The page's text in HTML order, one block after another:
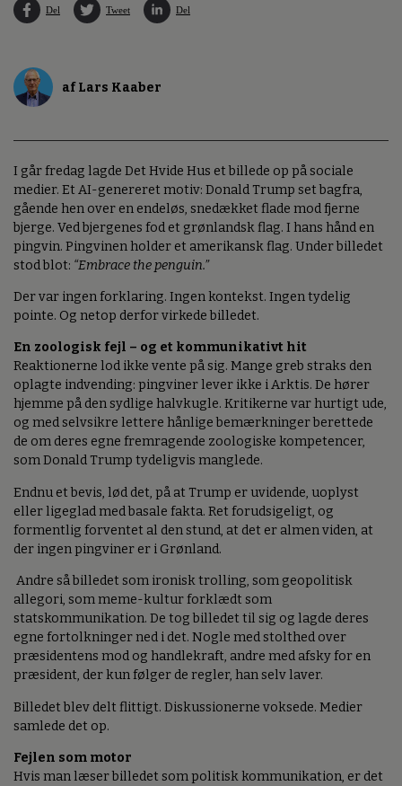
Del Tweet Del
af Lars Kaaber
I går fredag lagde Det Hvide Hus et billede op på sociale
medier. Et AI-genereret motiv: Donald Trump set bagfra,
gående hen over en endeløs, snedækket flade mod fjerne
bjerge. Ved bjergenes fod et grønlandsk flag. I hans hånd en
pingvin. Pingvinen holder et amerikansk flag. Under billedet
stod blot: “Embrace the penguin.”
Der var ingen forklaring. Ingen kontekst. Ingen tydelig
pointe. Og netop derfor virkede billedet.
En zoologisk fejl – og et kommunikativt hit
Reaktionerne lod ikke vente på sig. Mange greb straks den
oplagte indvending: pingviner lever ikke i Arktis. De hører
hjemme på den sydlige halvkugle. Kritikerne var hurtigt ude,
og med selvsikre lettere hånlige bemærkninger berettede
de om deres egne fremragende zoologiske kompetencer,
som Donald Trump tydeligvis manglede.
Endnu et bevis, lød det, på at Trump er uvidende, uoplyst
eller ligeglad med basale fakta. Ret forudsigeligt, og
formentlig forventet al den stund, at det er almen viden, at
der ingen pingviner er i Grønland.
Andre så billedet som ironisk trolling, som geopolitisk
allegori, som meme-kultur forklædt som
statskommunikation. De tog billedet til sig og lagde deres
egne fortolkninger ned i det. Nogle med stolthed over
præsidentens mod og handlekraft, andre med afsky for en
præsident, der kun følger de regler, han selv laver.
Billedet blev delt flittigt. Diskussionerne voksede. Medier
samlede det op.
Fejlen som motor
Hvis man læser billedet som politisk kommunikation, er det